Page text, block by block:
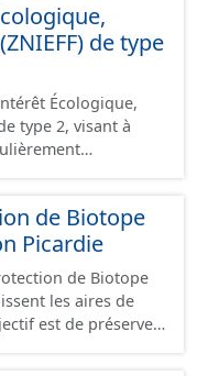
biologique ou
ou végétales
de type
Écologique,
type 2, visant à
la richesse
plusieurs zones
de Biotope
Picardie
de Biotope
les aires de
est de préserver